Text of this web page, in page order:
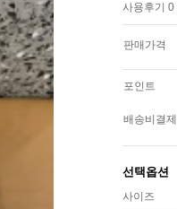
사용후기 0
판매가격
포인트
배송비결제
선택옵션
사이즈